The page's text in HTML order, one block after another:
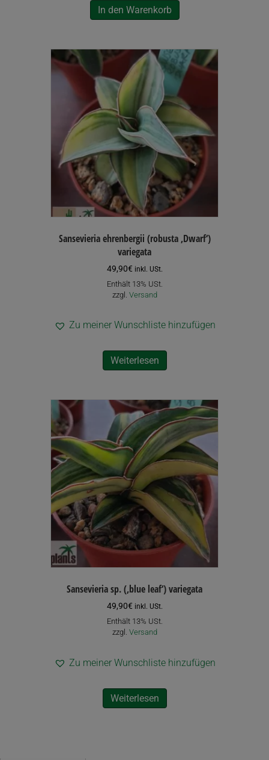
In den Warenkorb
Sansevieria ehrenbergii (robusta ‚Dwarf‘)
variegata
49,90€ inkl. USt.
Enthält 13% USt.
zzgl. Versand
Zu meiner Wunschliste hinzufügen
Weiterlesen
Sansevieria sp. (‚blue leaf‘) variegata
49,90€ inkl. USt.
Enthält 13% USt.
zzgl. Versand
Zu meiner Wunschliste hinzufügen
Weiterlesen